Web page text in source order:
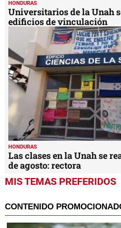
HONDURAS
Universitarios de la Unah
edificios de vinculación
HONDURAS
Las clases en la Unah se
de agosto: rectora
MIS TEMAS PREFERIDOS